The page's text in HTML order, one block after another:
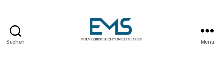
Suchen Menü